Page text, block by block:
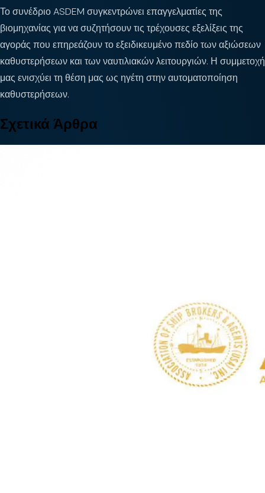
Το συνέδριο ASDEM συγκεντρώνει επαγγελματίες της
βιομηχανίας για να συζητήσουν τις τρέχουσες εξελίξεις της
αγοράς που επηρεάζουν το εξειδικευμένο πεδίο των αξιώσεων
καθυστερήσεων και των ναυτιλιακών λειτουργιών. Η συμμετοχή
μας ενισχύει τη θέση μας ως ηγέτη στην αυτοματοποίηση
καθυστερήσεων.
Σχετικά Άρθρα